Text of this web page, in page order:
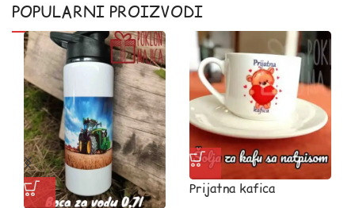
POPULARNI PROIZVODI
Prijatna kafica